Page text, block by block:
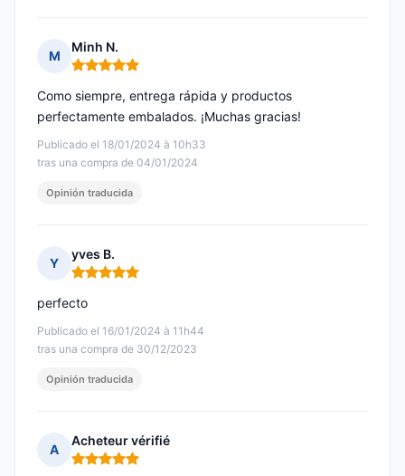
M
Minh N.
Nota: 5 de 5
Publicado el 18/01/2024 à 10h33
tras una compra de 04/01/2024
Como siempre, entrega rápida y productos
perfectamente embalados. ¡Muchas gracias!
Opinión traducida
Y
yves B.
Nota: 5 de 5
Publicado el 16/01/2024 à 11h44
tras una compra de 30/12/2023
perfecto
Opinión traducida
A
Acheteur vérifié
Nota: 5 de 5